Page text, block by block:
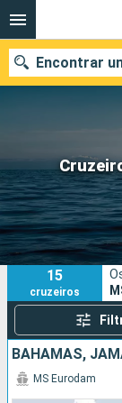
Encontrar
Quando ir?
Data de
Cidades
15
cruzeiros
MS Eurodam